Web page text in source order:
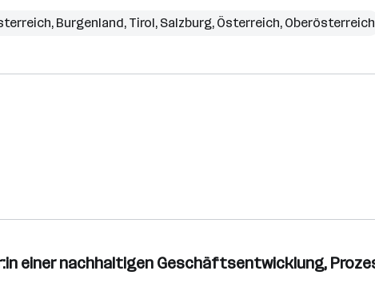
, Burgenland, Tirol, Salzburg, Österreich, Oberösterreich
einer nachhaltigen Geschäftsentwicklung,